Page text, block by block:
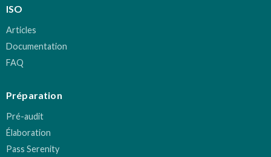
ISO
Articles
Documentation
FAQ
Préparation
Pré-audit
Élaboration
Pass Serenity